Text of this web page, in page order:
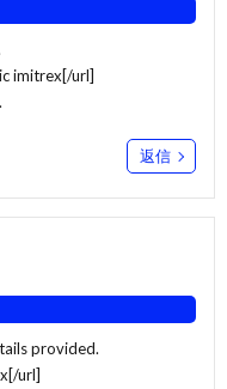
imitrex[/url]
返信
provided.
url]